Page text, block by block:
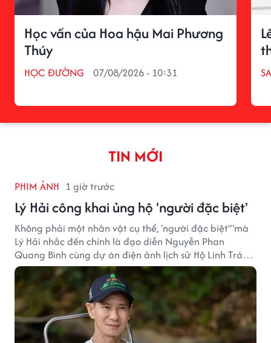
Học vấn của Hoa hậu Mai Phương
Thúy
HỌC ĐƯỜNG 07/08/2026 - 10:31
TIN MỚI
PHIM ẢNH 1 giờ trước
Lý Hải công khai ủng hộ 'người đặc biệt'
Không phải một nhân vật cụ thể, 'người đặc biệt”'mà
Lý Hải nhắc đến chính là đạo diễn Nguyễn Phan
Quang Bình cùng dự án điện ảnh lịch sử Hộ Linh Tráng
Sĩ: Bí Ẩn Mộ Vua Đinh.